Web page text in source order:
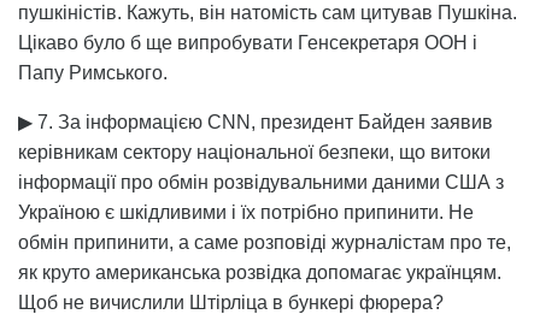
пушкіністів. Кажуть, він натомість сам цитував Пушкіна.
Цікаво було б ще випробувати Генсекретаря ООН і
Папу Римського.
▶ 7. За інформацією CNN, президент Байден заявив
керівникам сектору національної безпеки, що витоки
інформації про обмін розвідувальними даними США з
Україною є шкідливими і їх потрібно припинити. Не
обмін припинити, а саме розповіді журналістам про те,
як круто американська розвідка допомагає українцям.
Щоб не вичислили Штірліца в бункері фюрера?